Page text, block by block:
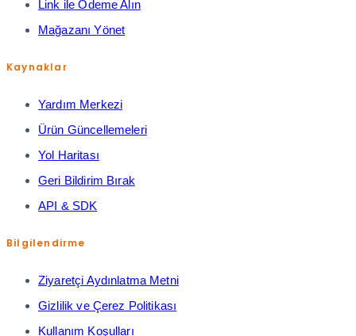
Link ile Ödeme Alın
Mağazanı Yönet
Kaynaklar
Yardım Merkezi
Ürün Güncellemeleri
Yol Haritası
Geri Bildirim Bırak
API & SDK
Bilgilendirme
Ziyaretçi Aydınlatma Metni
Gizlilik ve Çerez Politikası
Kullanım Koşulları